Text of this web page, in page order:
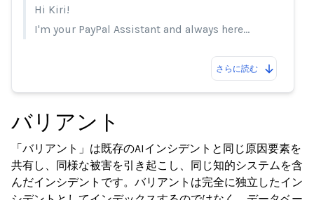
Hi Kiri!
I'm your PayPal Assistant and always here…
さらに読む
バリアント
「バリアント」は既存のAIインシデントと同じ原因要素を
共有し、同様な被害を引き起こし、同じ知的システムを含
んだインシデントです。バリアントは完全に独立したイン